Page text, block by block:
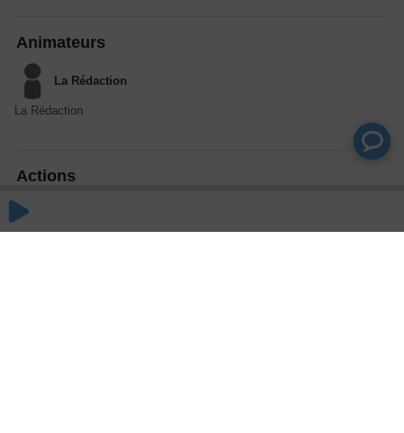
Animateurs
La Rédaction
La Rédaction
Actions